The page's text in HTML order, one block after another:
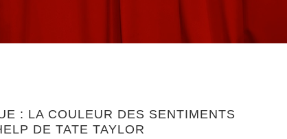
: LA COULEUR DES SENTIMENTS
DE TATE TAYLOR